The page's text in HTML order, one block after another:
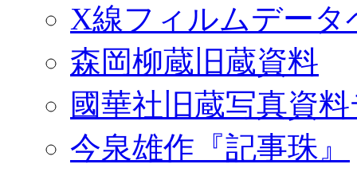
X線フィルムデータ
森岡柳蔵旧蔵資料
國華社旧蔵写真資
今泉雄作『記事珠』